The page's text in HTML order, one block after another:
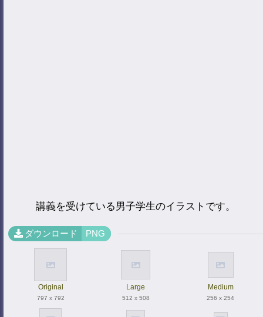
講義を受けている男子学生のイラストです。
ダウンロード PNG
Original
797 x 792
Large
512 x 508
Medium
256 x 254